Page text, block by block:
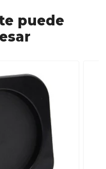
puede